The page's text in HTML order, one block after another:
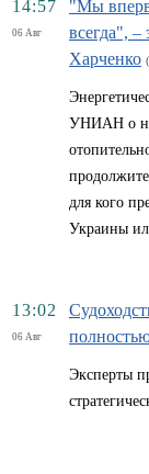
14:57
06 Авг
"Мы
всегда", –
Харченко
УНИАН о
для кого
Украины
13:02
06 Авг
Эксперты